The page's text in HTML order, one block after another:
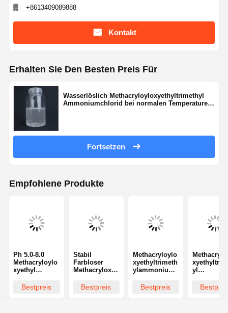
+8613409089888
Kontakt
Erhalten Sie Den Besten Preis Für
Wasserlöslich Methacryloyloxyethyltrimethyl
Ammoniumchlorid bei normalen Temperaturen
Fortsetzen
Empfohlene Produkte
Ph 5.0-8.0
Methacryloylo
xyethyl
Ammoniumch
lorid 5039-78-1
Bestpreis
Stabil
Farbloser
Methacryloxye
Ammoniumch
lorid Matc
Bestpreis
Methacryloylo
xyethyltrimeth
ylammoniumc
Klärung von
Abwasser und
Bestpreis
yl
lorid mit
farbloser